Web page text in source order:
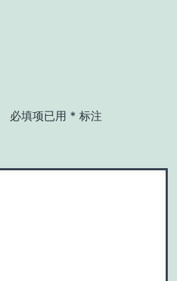
必填项已用 * 标注